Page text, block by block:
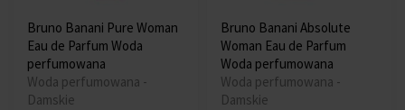
Bruno Banani Pure Woman
Eau de Parfum Woda
perfumowana
Woda perfumowana -
Damskie
Bruno Banani Absolute
Woman Eau de Parfum
Woda perfumowana
Woda perfumowana -
Damskie